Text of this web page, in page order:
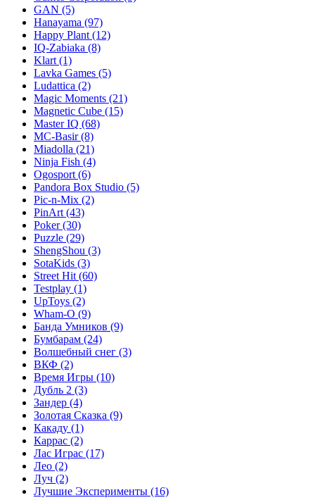
GAN (5)
Hanayama (97)
Happy Plant (12)
IQ-Zabiaka (8)
Klart (1)
Lavka Games (5)
Ludattica (2)
Magic Moments (21)
Magnetic Cube (15)
Master IQ (68)
MC-Basir(8)
Miadolla (21)
Ninja Fish (4)
Ogosport (6)
Pandora Box Studio (5)
Pic-n-Mix (2)
PinArt (43)
Poker(30)
Puzzle (29)
ShengShou (3)
SotaKids (3)
Street Hit (60)
Testplay (1)
UpToys (2)
Wham-O (9)
Банда Умников (9)
Бумбарам (24)
Волшебный снег (3)
ВКФ (2)
Время Игры (10)
Дубль 2 (3)
Зандер (4)
Золотая Сказка (9)
Какаду (1)
Каррас (2)
Лас Играс (17)
Лео (2)
Луч (2)
Лучшие Эксперименты (16)